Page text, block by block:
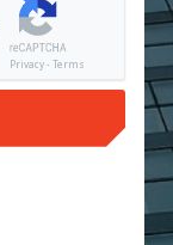
Privacy - Terms